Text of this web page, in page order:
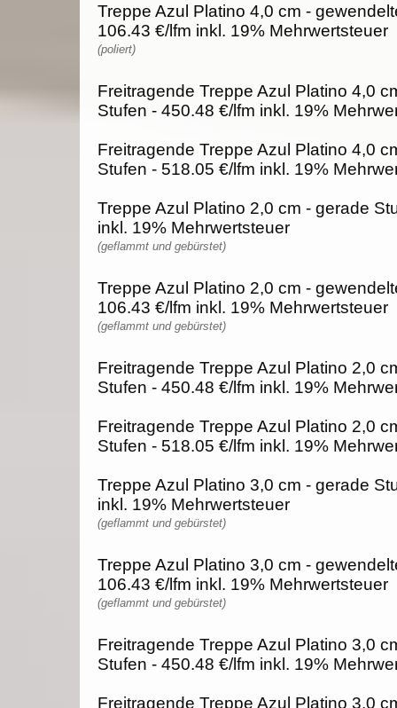
Treppe Azul Platino 4,0 cm -
106.43 €/lfm inkl. 19% Mehrwertsteuer
(poliert)
Freitragende Treppe Azul Platino 4,0
Stufen - 450.48 €/lfm inkl. 19%
Freitragende Treppe Azul Platino 4,0
Stufen - 518.05 €/lfm inkl. 19%
Treppe Azul Platino 2,0 cm - gerade
inkl. 19% Mehrwertsteuer
(geflammt und gebürstet)
Treppe Azul Platino 2,0 cm -
106.43 €/lfm inkl. 19% Mehrwertsteuer
(geflammt und gebürstet)
Freitragende Treppe Azul Platino 2,0
Stufen - 450.48 €/lfm inkl. 19%
Freitragende Treppe Azul Platino 2,0
Stufen - 518.05 €/lfm inkl. 19%
Treppe Azul Platino 3,0 cm - gerade
inkl. 19% Mehrwertsteuer
(geflammt und gebürstet)
Treppe Azul Platino 3,0 cm -
106.43 €/lfm inkl. 19% Mehrwertsteuer
(geflammt und gebürstet)
Freitragende Treppe Azul Platino 3,0
Stufen - 450.48 €/lfm inkl. 19%
Freitragende Treppe Azul Platino 3,0